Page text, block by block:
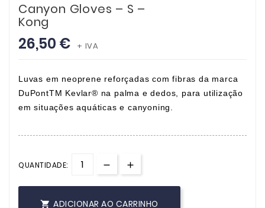
Canyon Gloves – S –
Kong
26,50 € + IVA
Luvas em neoprene reforçadas com fibras da marca
DuPontTM Kevlar® na palma e dedos, para utilização
em situações aquáticas e canyoning.
QUANTIDADE:
 ADICIONAR AO CARRINHO